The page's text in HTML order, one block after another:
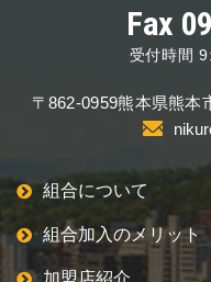
Fax
受付時間
〒862-0959熊本県熊本
組合について
組合加入のメリット
加盟店紹介